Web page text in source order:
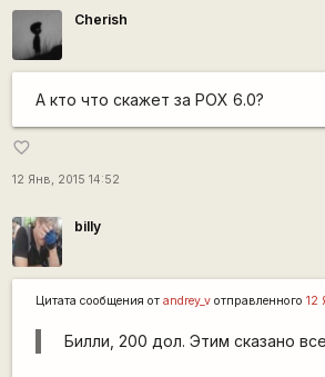
Cherish
А кто что скажет за РОХ 6.0?
favorite_border
12 Янв, 2015 14:52
billy
Цитата сообщения от andrey_vотправленного 12
Билли, 200 дол. Этим сказано все